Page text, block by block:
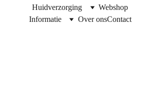
Huidverzorging
Webshop
Informatie
Over onsContact